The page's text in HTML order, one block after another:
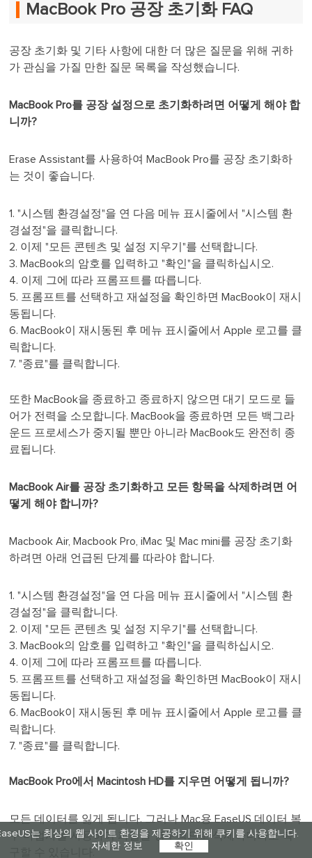
는 최상의 웹 사이트 환경을 제공하기 위해 쿠키를 사용합니다.
자세한 정보
확인
MacBook Pro 공장 초기화 FAQ
공장 초기화 및 기타 사항에 대한 더 많은 질문을 위해 귀하
가 관심을 가질 만한 질문 목록을 작성했습니다.
MacBook Pro를 공장 설정으로 초기화하려면 어떻게 해야 합
니까?
Erase Assistant를 사용하여 MacBook Pro를 공장 초기화하
는 것이 좋습니다.
1. "시스템 환경설정"을 연 다음 메뉴 표시줄에서 "시스템 환
경설정"을 클릭합니다.
2. 이제 "모든 콘텐츠 및 설정 지우기"를 선택합니다.
3. MacBook의 암호를 입력하고 "확인"을 클릭하십시오.
4. 이제 그에 따라 프롬프트를 따릅니다.
5. 프롬프트를 선택하고 재설정을 확인하면 MacBook이 재시
동됩니다.
6. MacBook이 재시동된 후 메뉴 표시줄에서 Apple 로고를 클
릭합니다.
7. "종료"를 클릭합니다.
또한 MacBook을 종료하고 종료하지 않으면 대기 모드로 들
어가 전력을 소모합니다. MacBook을 종료하면 모든 백그라
운드 프로세스가 중지될 뿐만 아니라 MacBook도 완전히 종
료됩니다.
MacBook Air를 공장 초기화하고 모든 항목을 삭제하려면 어
떻게 해야 합니까?
Macbook Air, Macbook Pro, iMac 및 Mac mini를 공장 초기화
하려면 아래 언급된 단계를 따라야 합니다.
1. "시스템 환경설정"을 연 다음 메뉴 표시줄에서 "시스템 환
경설정"을 클릭합니다.
2. 이제 "모든 콘텐츠 및 설정 지우기"를 선택합니다.
3. MacBook의 암호를 입력하고 "확인"을 클릭하십시오.
4. 이제 그에 따라 프롬프트를 따릅니다.
5. 프롬프트를 선택하고 재설정을 확인하면 MacBook이 재시
동됩니다.
6. MacBook이 재시동된 후 메뉴 표시줄에서 Apple 로고를 클
릭합니다.
7. "종료"를 클릭합니다.
MacBook Pro에서 Macintosh HD를 지우면 어떻게 됩니까?
모든 데이터를 잃게 됩니다. 그러나 Mac용 EaseUS 데이터 복
구 마법사를 사용하여 파일을 영구적으로 삭제하더라도 복
구할 수 있습니다.